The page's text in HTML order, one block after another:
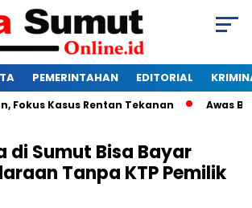
PEMERINTAHAN EDITORIAL
Kasus Rentan Tekanan Awas
di Sumut Bisa Bayar
Tanpa KTP Pemilik